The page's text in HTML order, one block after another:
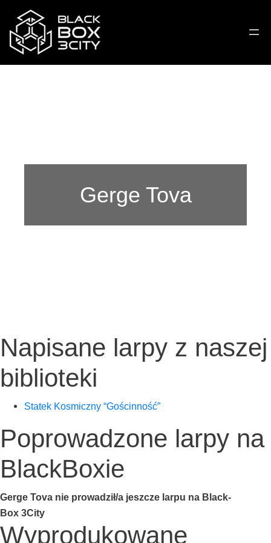
Gerge Tova
Napisane larpy z naszej
biblioteki
Sta­tek Kosmicz­ny “Gościn­ność”
Poprowadzone larpy na
BlackBoxie
Ger­ge Tova nie prowadził/a jesz­cze lar­pu na Black­
Box 3City
Wyprodukowane